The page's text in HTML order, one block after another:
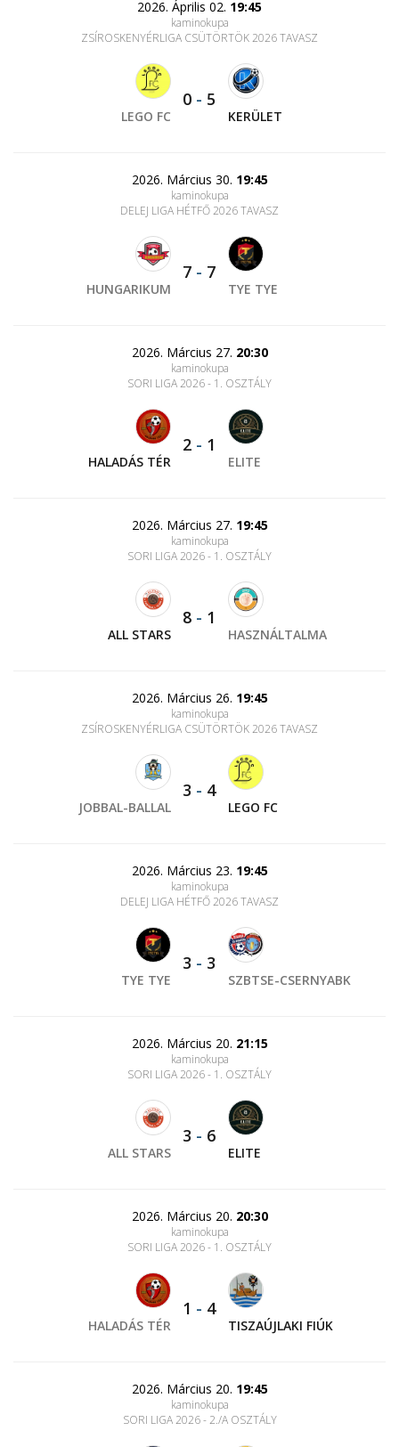
2026. Április 02. 19:45
kaminokupa
ZSÍROSKENYÉRLIGA CSÜTÖRTÖK 2026 TAVASZ
LEGO FC
0 - 5
KERÜLET
2026. Március 30. 19:45
kaminokupa
DELEJ LIGA HÉTFŐ 2026 TAVASZ
HUNGARIKUM
7 - 7
TYE TYE
2026. Március 27. 20:30
kaminokupa
SORI LIGA 2026 - 1. OSZTÁLY
HALADÁS TÉR
2 - 1
ELITE
2026. Március 27. 19:45
kaminokupa
SORI LIGA 2026 - 1. OSZTÁLY
ALL STARS
8 - 1
HASZNÁLTALMA
2026. Március 26. 19:45
kaminokupa
ZSÍROSKENYÉRLIGA CSÜTÖRTÖK 2026 TAVASZ
JOBBAL-BALLAL
3 - 4
LEGO FC
2026. Március 23. 19:45
kaminokupa
DELEJ LIGA HÉTFŐ 2026 TAVASZ
TYE TYE
3 - 3
SZBTSE-CSERNYABK
2026. Március 20. 21:15
kaminokupa
SORI LIGA 2026 - 1. OSZTÁLY
ALL STARS
3 - 6
ELITE
2026. Március 20. 20:30
kaminokupa
SORI LIGA 2026 - 1. OSZTÁLY
HALADÁS TÉR
1 - 4
TISZAÚJLAKI FIÚK
2026. Március 20. 19:45
kaminokupa
SORI LIGA 2026 - 2./A OSZTÁLY